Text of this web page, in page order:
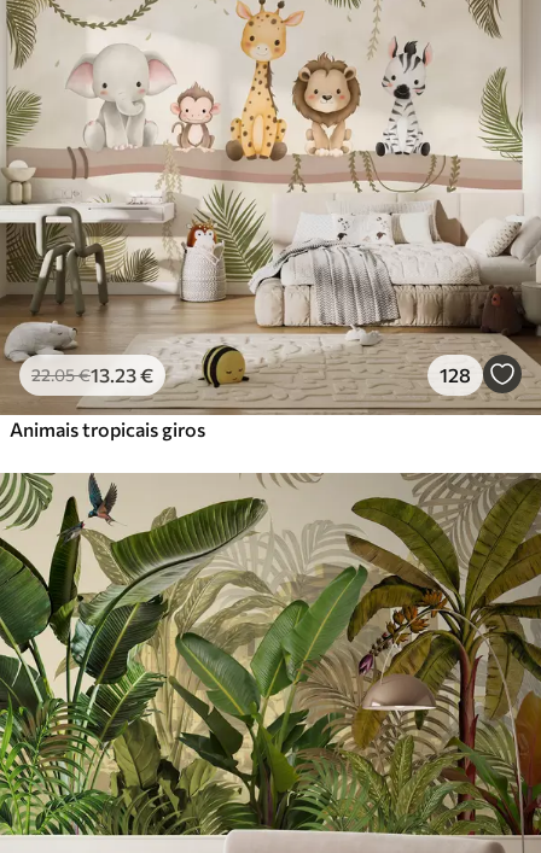
Standard
27.00 €/m²
Premium
56.6734.00€/m²
Vinil Premium
65.0039.00€/m²
Peel and Stick
81.6749.00€/m²
22.05€13 .23€ 128
Animais tropicais giros